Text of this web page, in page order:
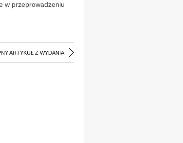
w przeprowadzeniu
ARTYKUŁ Z WYDANIA